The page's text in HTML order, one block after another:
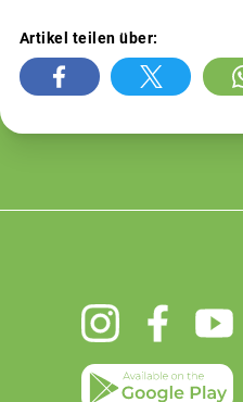
Artikel teilen über: